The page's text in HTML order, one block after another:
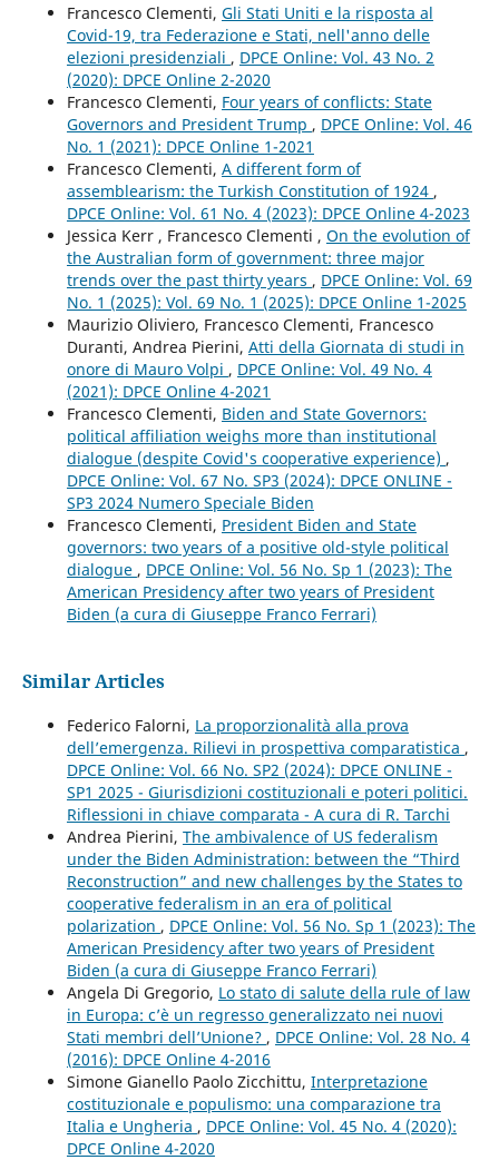
Francesco Clementi, Gli Stati Uniti e la risposta al
Covid-19, tra Federazione e Stati, nell'anno delle
elezioni presidenziali , DPCE Online: Vol. 43 No. 2
(2020): DPCE Online 2-2020
Francesco Clementi, Four years of conflicts: State
Governors and President Trump , DPCE Online: Vol. 46
No. 1 (2021): DPCE Online 1-2021
Francesco Clementi, A different form of
assemblearism: the Turkish Constitution of 1924 ,
DPCE Online: Vol. 61 No. 4 (2023): DPCE Online 4-2023
Jessica Kerr , Francesco Clementi , On the evolution of
the Australian form of government: three major
trends over the past thirty years , DPCE Online: Vol. 69
No. 1 (2025): Vol. 69 No. 1 (2025): DPCE Online 1-2025
Maurizio Oliviero, Francesco Clementi, Francesco
Duranti, Andrea Pierini, Atti della Giornata di studi in
onore di Mauro Volpi , DPCE Online: Vol. 49 No. 4
(2021): DPCE Online 4-2021
Francesco Clementi, Biden and State Governors:
political affiliation weighs more than institutional
dialogue (despite Covid's cooperative experience) ,
DPCE Online: Vol. 67 No. SP3 (2024): DPCE ONLINE -
SP3 2024 Numero Speciale Biden
Francesco Clementi, President Biden and State
governors: two years of a positive old-style political
dialogue , DPCE Online: Vol. 56 No. Sp 1 (2023): The
American Presidency after two years of President
Biden (a cura di Giuseppe Franco Ferrari)
Similar Articles
Federico Falorni, La proporzionalità alla prova
dell’emergenza. Rilievi in prospettiva comparatistica ,
DPCE Online: Vol. 66 No. SP2 (2024): DPCE ONLINE -
SP1 2025 - Giurisdizioni costituzionali e poteri politici.
Riflessioni in chiave comparata - A cura di R. Tarchi
Andrea Pierini, The ambivalence of US federalism
under the Biden Administration: between the “Third
Reconstruction” and new challenges by the States to
cooperative federalism in an era of political
polarization , DPCE Online: Vol. 56 No. Sp 1 (2023): The
American Presidency after two years of President
Biden (a cura di Giuseppe Franco Ferrari)
Angela Di Gregorio, Lo stato di salute della rule of law
in Europa: c’è un regresso generalizzato nei nuovi
Stati membri dell’Unione? , DPCE Online: Vol. 28 No. 4
(2016): DPCE Online 4-2016
Simone Gianello Paolo Zicchittu, Interpretazione
costituzionale e populismo: una comparazione tra
Italia e Ungheria , DPCE Online: Vol. 45 No. 4 (2020):
DPCE Online 4-2020